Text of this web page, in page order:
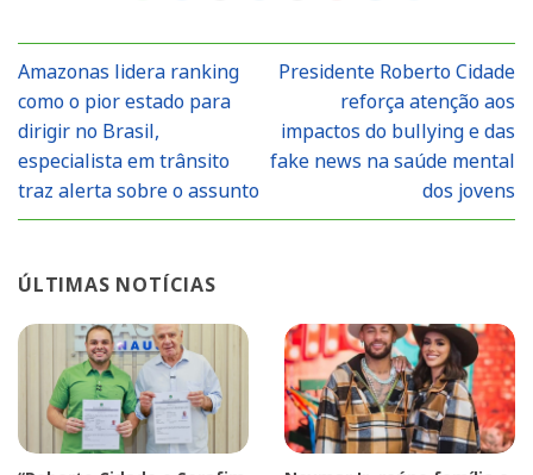
Amazonas lidera ranking
como o pior estado para
dirigir no Brasil,
especialista em trânsito
traz alerta sobre o assunto
Presidente Roberto Cidade
reforça atenção aos
impactos do bullying e das
fake news na saúde mental
dos jovens
ÚLTIMAS NOTÍCIAS